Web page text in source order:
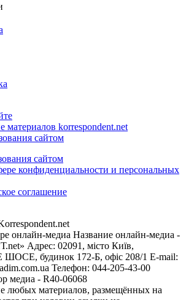
материалов korrespondent.net
сайтом
сайтом
конфиденциальности и персональных
соглашение
онлайн-медиа Название онлайн-медиа -
Адрес: 02091, місто Київ,
будинок 172-Б, офіс 208/1 E-mail:
Телефон: 044-205-43-00
медиа - R40-06068
любых материалов, размещённых на